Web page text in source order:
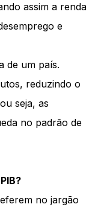
assim a renda
e
de um país.
reduzindo o
seja, as
no padrão de
no jargão